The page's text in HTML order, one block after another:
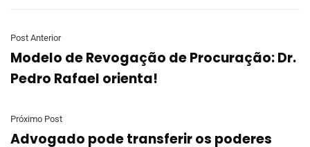
Post Anterior
Modelo de Revogação de Procuração: Dr.
Pedro Rafael orienta!
Próximo Post
Advogado pode transferir os poderes